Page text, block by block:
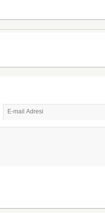
E-mail Adresi